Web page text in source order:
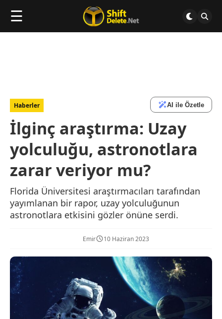
☰
Haberler AI ile Özetle
İlginç araştırma: Uzay
yolculuğu, astronotlara
zarar veriyor mu?
Florida Üniversitesi araştırmacıları tarafından
yayımlanan bir rapor, uzay yolculuğunun
astronotlara etkisini gözler önüne serdi.
Emir 10 Haziran 2023